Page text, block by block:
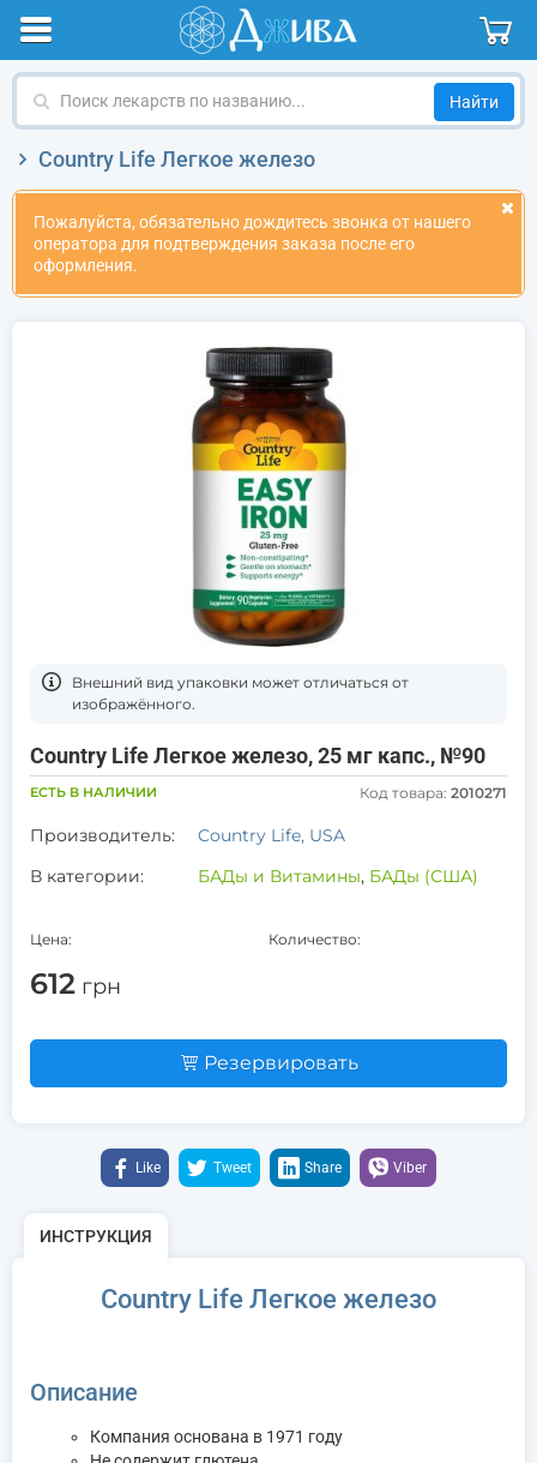
Поиск
названию
Country Life Легкое железо
Пожалуйста, обязательно дождитесь звонка от нашего
оператора для подтверждения заказа после его
оформления.
Bнешний вид упаковки может отличаться от
изображённого.
Country Life Легкое железо, 25 мг капс., №90
ЕСТЬ В НАЛИЧИИ Код товара: 2010271
Производитель:
Country Life, USA
В категории:
БАДы и Витамины, БАДы (США)
Цена:
612 грн
Количество:
Резервировать
Like Tweet Share Viber
ИНСТРУКЦИЯ
Country Life Легкое железо
Описание
Компания основана в 1971 году